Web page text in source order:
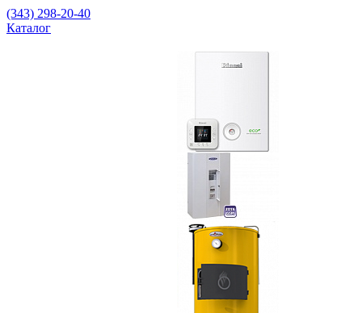
(343) 298-20-40
Каталог